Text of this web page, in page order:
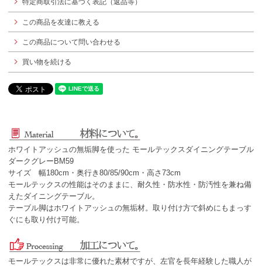
特定商取引法に基づく表記（返品等）
この商品を友達に教える
この商品について問い合わせる
買い物を続ける
ホワイトアッシュの無垢脚を使った モールテックスダイニングテーブル
ダークグレーBM59
サイズ 幅180cm・奥行き80/85/90cm・高さ73cm
モールテックスの性能はそのままに、耐久性・防水性・防汚性を兼ね備
えたダイニングテーブル。
テーブル脚はホワイトアッシュの無垢材。取り付け方で斜めにもまっす
ぐにも取り付け可能。
モールテックスは非常に優れた素材ですが、左官を長年経験した職人が